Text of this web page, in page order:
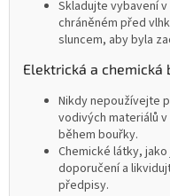
Skladujte vybavení
chráněném před
sluncem, aby byla
Elektrická a chemická
Nikdy nepoužívejte
vodivých materiálů
během bouřky.
Chemické látky,
doporučení a
předpisy.